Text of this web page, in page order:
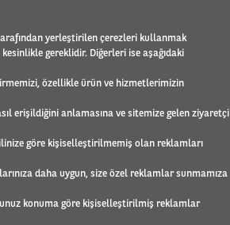
yerleştirilen çerezleri kullanmak
gereklidir. Diğerleri ise aşağıdaki
özellikle ürün ve hizmetlerimizin
erişildiğini anlamasına ve sitemize gelen ziyaretçi
göre kişiselleştirilmemiş olan reklamları
daha uygun, size özel reklamlar sunmamıza
konuma göre kişiselleştirilmiş reklamlar